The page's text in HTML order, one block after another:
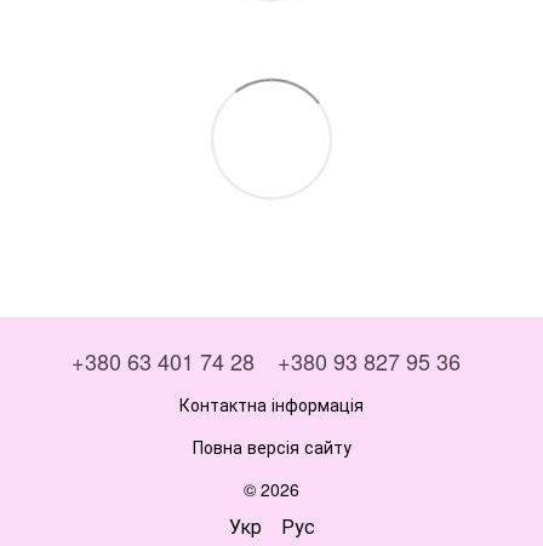
+380 63 401 74 28 +380 93 827 95 36
Контактна інформація
Повна версія сайту
© 2026
Укр Рус